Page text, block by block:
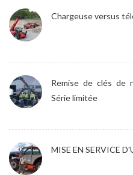
Chargeuse versus
Remise de clés de
Série limitée
MISE EN SERVICE